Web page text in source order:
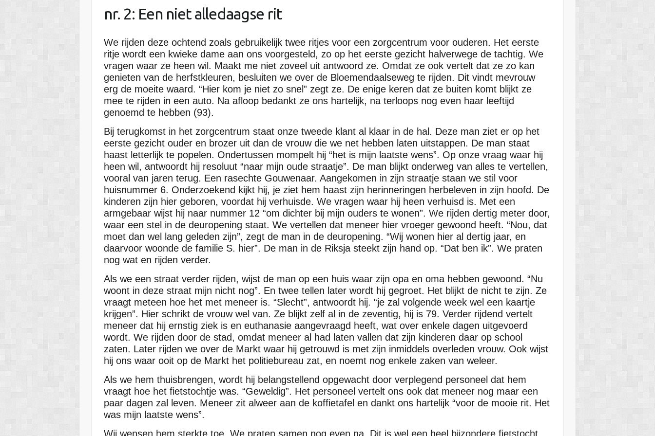
nr. 2: Een niet alledaagse rit
We rijden deze ochtend zoals gebruikelijk twee ritjes voor een zorgcentrum voor ouderen. Het eerste
ritje wordt een kwieke dame aan ons voorgesteld, zo op het eerste gezicht halverwege de tachtig. We
vragen waar ze heen wil. Maakt me niet zoveel uit antwoord ze. Omdat ze ook vertelt dat ze zo kan
genieten van de herfstkleuren, besluiten we over de Bloemendaalseweg te rijden. Dit vindt mevrouw
erg de moeite waard. “Hier kom je niet zo snel” zegt ze. De enige keren dat ze buiten komt blijkt ze
mee te rijden in een auto. Na afloop bedankt ze ons hartelijk, na terloops nog even haar leeftijd
genoemd te hebben (93).
Bij terugkomst in het zorgcentrum staat onze tweede klant al klaar in de hal. Deze man ziet er op het
eerste gezicht ouder en brozer uit dan de vrouw die we net hebben laten uitstappen. De man staat
haast letterlijk te popelen. Ondertussen mompelt hij “het is mijn laatste wens”. Op onze vraag waar hij
heen wil, antwoordt hij resoluut “naar mijn oude straatje”. De man blijkt onderweg van alles te vertellen,
vooral van jaren terug. Een rasechte Gouwenaar. Aangekomen in zijn straatje staan we stil voor
huisnummer 6. Onderzoekend kijkt hij, je ziet hem haast zijn herinneringen herbeleven in zijn hoofd. De
kinderen zijn hier geboren, voordat hij verhuisde. We vragen waar hij heen verhuisd is. Met een
armgebaar wijst hij naar nummer 12 “om dichter bij mijn ouders te wonen”. We rijden dertig meter door,
waar een stel in de deuropening staat. We vertellen dat meneer hier vroeger gewoond heeft. “Nou, dat
moet dan wel lang geleden zijn”, zegt de man in de deuropening. “Wij wonen hier al dertig jaar, en
daarvoor woonde de familie S. hier”. De man in de Riksja steekt zijn hand op. “Dat ben ik”. We praten
nog wat en rijden verder.
Als we een straat verder rijden, wijst de man op een huis waar zijn opa en oma hebben gewoond. “Nu
woont in deze straat mijn nicht nog”. En twee tellen later wordt hij gegroet. Het blijkt de nicht te zijn. Ze
vraagt meteen hoe het met meneer is. “Slecht”, antwoordt hij. “je zal volgende week wel een kaartje
krijgen”. Hier schrikt de vrouw wel van. Ze blijkt zelf al in de zeventig, hij is 79. Verder rijdend vertelt
meneer dat hij ernstig ziek is en euthanasie aangevraagd heeft, wat over enkele dagen uitgevoerd
wordt. We rijden door de stad, omdat meneer al had laten vallen dat zijn kinderen daar op school
zaten. Later rijden we over de Markt waar hij getrouwd is met zijn inmiddels overleden vrouw. Ook wijst
hij ons waar ooit op de Markt het politiebureau zat, en noemt nog enkele zaken van weleer.
Als we hem thuisbrengen, wordt hij belangstellend opgewacht door verplegend personeel dat hem
vraagt hoe het fietstochtje was. “Geweldig”. Het personeel vertelt ons ook dat meneer nog maar een
paar dagen zal leven. Meneer zit alweer aan de koffietafel en dankt ons hartelijk “voor de mooie rit. Het
was mijn laatste wens”.
Wij wensen hem sterkte toe. We praten samen nog even na. Dit is wel een heel bijzondere fietstocht